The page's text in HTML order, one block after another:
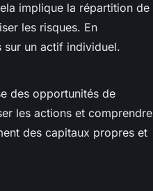
implique la répartition de
les risques. En
sur un actif individuel.
des opportunités de
les actions et comprendre
des capitaux propres et